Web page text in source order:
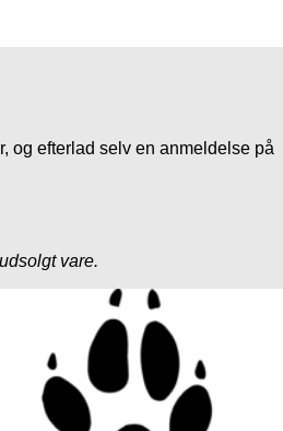
og efterlad selv en anmeldelse på
vare.